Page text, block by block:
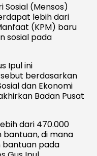
(Mensos)
lebih dari
(KPM) baru
sosial pada
Ipul ini
berdasarkan
dan Ekonomi
Badan Pusat
dari 470.000
bantuan, di mana
pada